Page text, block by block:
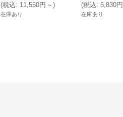
(税込: 11,550円 ～ )
在庫あり
(税込: 5,830円
在庫あり